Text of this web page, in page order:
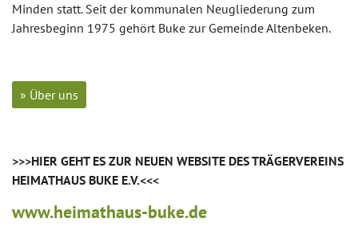
Minden statt. Seit der kommunalen Neugliederung zum
Jahresbeginn 1975 gehört Buke zur Gemeinde Altenbeken.
» Über uns
>>>HIER GEHT ES ZUR NEUEN WEBSITE DES TRÄGERVEREINS
HEIMATHAUS BUKE E.V.<<<
www.heimathaus-buke.de